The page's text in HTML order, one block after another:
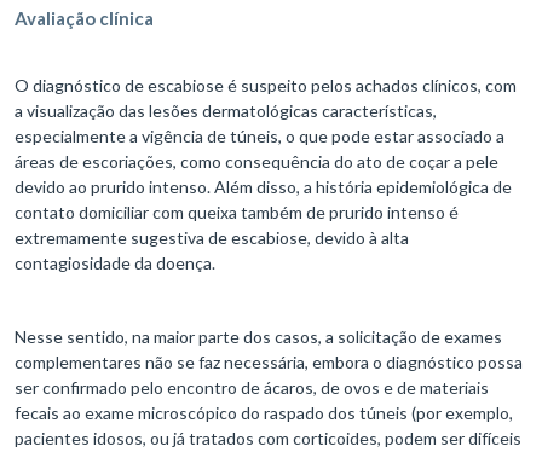
Avaliação clínica
O diagnóstico de escabiose é suspeito pelos achados clínicos, com
a visualização das lesões dermatológicas características,
especialmente a vigência de túneis, o que pode estar associado a
áreas de escoriações, como consequência do ato de coçar a pele
devido ao prurido intenso. Além disso, a história epidemiológica de
contato domiciliar com queixa também de prurido intenso é
extremamente sugestiva de escabiose, devido à alta
contagiosidade da doença.
Nesse sentido, na maior parte dos casos, a solicitação de exames
complementares não se faz necessária, embora o diagnóstico possa
ser confirmado pelo encontro de ácaros, de ovos e de materiais
fecais ao exame microscópico do raspado dos túneis (por exemplo,
pacientes idosos, ou já tratados com corticoides, podem ser difíceis